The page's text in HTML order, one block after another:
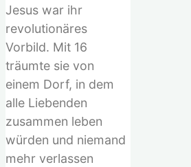
Jesus war ihr
revolutionäres
Vorbild. Mit 16
träumte sie von
einem Dorf, in dem
alle Liebenden
zusammen leben
würden und niemand
mehr verlassen